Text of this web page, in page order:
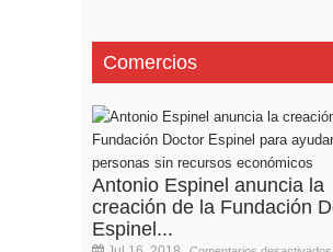
Comercios
Antonio Espinel anuncia la
creación de la Fundación
Espinel...